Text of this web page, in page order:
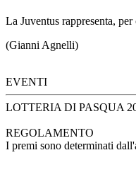
La Juventus rappresenta,
(Gianni Agnelli)
EVENTI
LOTTERIA DI PASQUA
REGOLAMENTO
I premi sono determinati